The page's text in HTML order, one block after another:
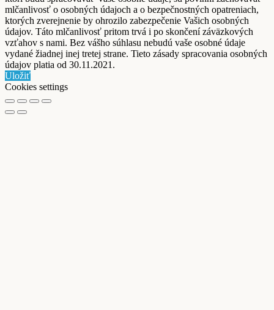
mlčanlivosť o osobných údajoch a o bezpečnostných opatreniach,
ktorých zverejnenie by ohrozilo zabezpečenie Vašich osobných
údajov. Táto mlčanlivosť pritom trvá i po skončení záväzkových
vzťahov s nami. Bez vášho súhlasu nebudú vaše osobné údaje
vydané žiadnej inej tretej strane. Tieto zásady spracovania osobných
údajov platia od 30.11.2021.
Uložiť
Cookies settings